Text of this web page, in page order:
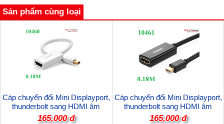
Sản phẩm cùng loại
Cáp chuyển đổi Mini Displayport,
thunderbolt sang HDMI âm
Ugreen 10460 cao cấp
165,000 đ
Cáp chuyển đổi Mini Displayport,
thunderbolt sang HDMI âm
Ugreen 10461 cao cấp
165,000 đ